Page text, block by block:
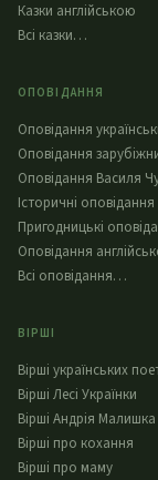
Казки англійською
Всі казки…
ОПОВІДАННЯ
Оповідання
Оповідання
Оповідання Василя
Історичні оповідання
Пригодницькі
Оповідання
Всі оповідання…
ВІРШІ
Вірші українських
Вірші Лесі Українки
Вірші Андрія Малишка
Вірші про кохання
Вірші про маму